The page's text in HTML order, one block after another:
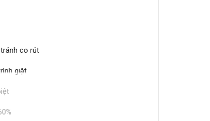
co rút
giặt